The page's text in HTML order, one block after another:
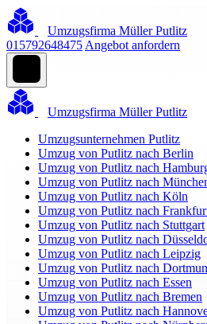
Umzugsfirma Müller Putlitz
015792648475 Angebot anfordern
Umzugsfirma Müller Putlitz
Umzugsunternehmen Putlitz
Umzug von Putlitz nach Berlin
Umzug von Putlitz nach
Umzug von Putlitz nach
Umzug von Putlitz nach Köln
Umzug von Putlitz nach
Umzug von Putlitz nach Stuttgart
Umzug von Putlitz nach
Umzug von Putlitz nach Leipzig
Umzug von Putlitz nach
Umzug von Putlitz nach Essen
Umzug von Putlitz nach Bremen
Umzug von Putlitz nach